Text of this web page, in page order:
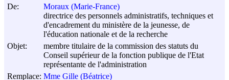
De:
Moraux (Marie-France)
directrice des personnels administratifs, techniques et
d'encadrement du ministère de la jeunesse, de
l'éducation nationale et de la recherche
Objet:
membre titulaire de la commission des statuts du
Conseil supérieur de la fonction publique de l'Etat
représentante de l'administration
Remplace: Mme Gille (Béatrice)